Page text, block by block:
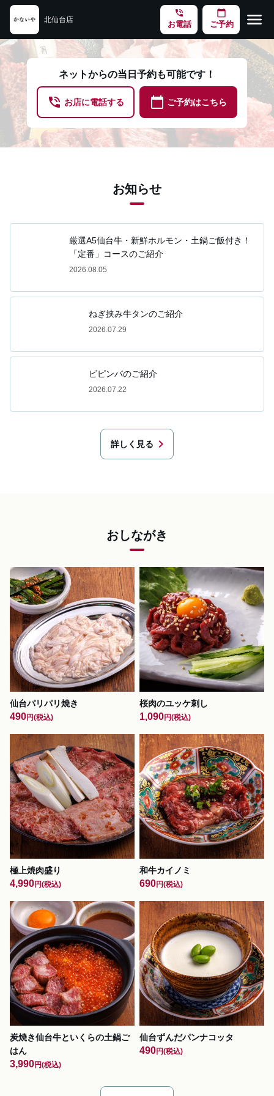
phone_in_talk
お電話
calendar_today
ご予約 menu
北仙台店
ネットからの当日予約も可能です！
phone_in_talk お店に電話する calendar_today ご予約はこちら
お知らせ
厳選A5仙台牛・新鮮ホルモン・土鍋ご飯付き！
「定番」コースのご紹介
2026.08.05
ねぎ挟み牛タンのご紹介
2026.07.29
ビピンバのご紹介
2026.07.22
詳しく見る chevron_right
おしながき
仙台パリパリ焼き
490円(税込)
桜肉のユッケ刺し
1,090円(税込)
極上焼肉盛り
4,990円(税込)
和牛カイノミ
690円(税込)
炭焼き仙台牛といくらの土鍋ご
はん
3,990円(税込)
仙台ずんだパンナコッタ
490円(税込)